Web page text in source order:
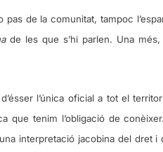
pas de la comunitat, tampoc
de les que s’hi parlen. Una més,
l’única oficial a tot el
que tenim l’obligació de
interpretació jacobina del dret i